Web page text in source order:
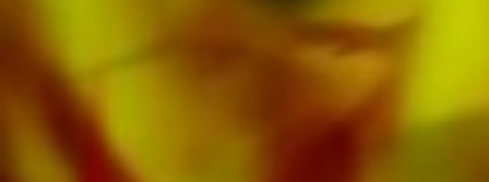
Todas las partituras de Obrasso están
realizadas en papel de alta calidad. El papel
de nota ligeramente amarillento ofrece un
buen contraste y es agradable a la vista en
condiciones de iluminación difíciles. La entrega
a clientes privados en todo el mundo está libre